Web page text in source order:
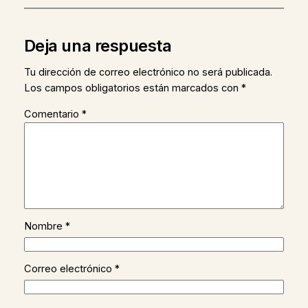
Deja una respuesta
Tu dirección de correo electrónico no será publicada.
Los campos obligatorios están marcados con *
Comentario *
Nombre *
Correo electrónico *